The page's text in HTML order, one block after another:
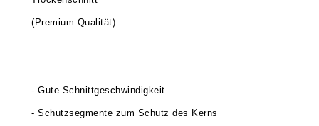
(Premium Qualität)
- Gute Schnittgeschwindigkeit
- Schutzsegmente zum Schutz des Kerns